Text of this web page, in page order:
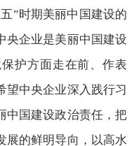
”时期美丽中国建设的
央企业是美丽中国建设
护方面走在前、作表
望中央企业深入践行习
中国建设政治责任，把
展的鲜明导向，以高水